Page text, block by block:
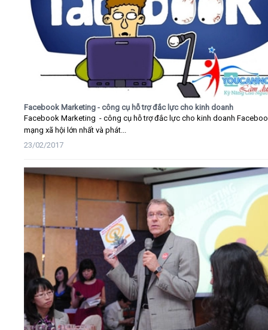
Facebook Marketing - công cụ hỗ trợ đắc lực cho kinh doanh
Facebook Marketing - công cụ hỗ trợ đắc lực cho kinh doanh
mạng xã hội lớn nhất và phát...
23/02/2017